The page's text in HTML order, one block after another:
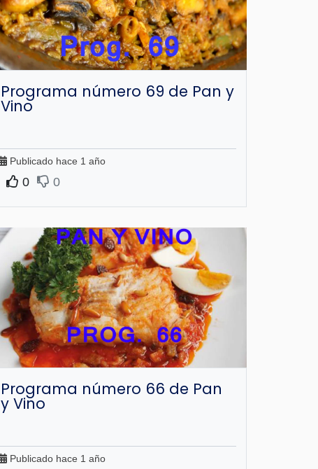
Programa número 69 de Pan y
Vino
Publicado hace 1 año
0 0
Programa número 66 de Pan
y Vino
Publicado hace 1 año